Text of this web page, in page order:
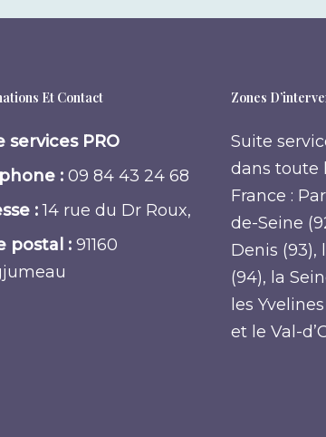
Et Contact
services PRO
:09 84 43 24 68
:14 rue du Dr Roux,
postal : 91160
Zones
Suite
dans toute
France :
de-Seine
Denis (93),
(94), la
les Yvelines
et le Val-